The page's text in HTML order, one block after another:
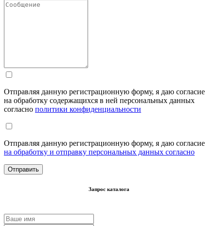
Отправляя данную регистрационную форму, я даю согласие
на обработку содержащихся в ней персональных данных
согласно политики конфиденциальности
Отправляя данную регистрационную форму, я даю согласие
на обработку и отправку персональных данных согласно
Запрос каталога